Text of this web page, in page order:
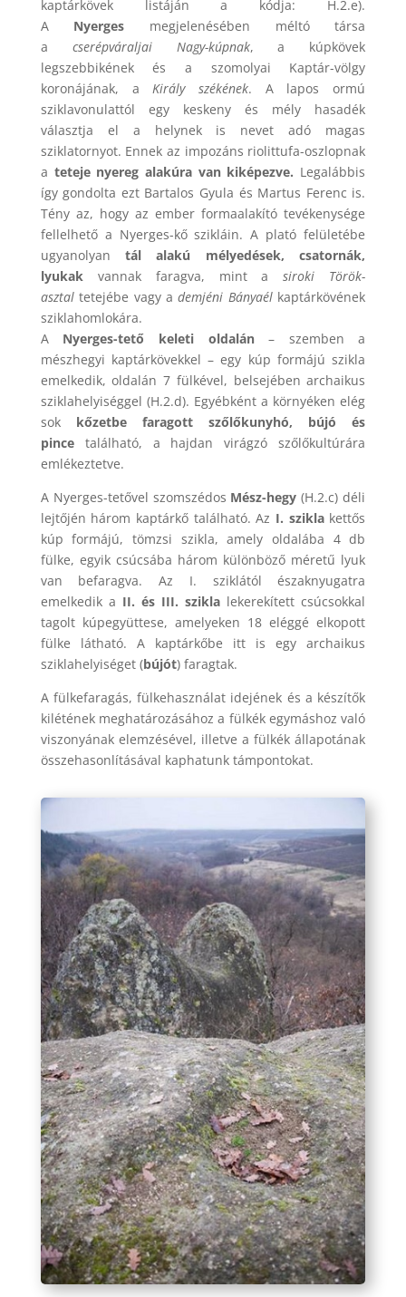
kaptárkövek listáján a kódja: H.2.e).
A Nyerges megjelenésében méltó társa
a cserépváraljai Nagy-kúpnak, a kúpkövek
legszebbikének és a szomolyai Kaptár-völgy
koronájának, a Király székének. A lapos ormú
sziklavonulattól egy keskeny és mély hasadék
választja el a helynek is nevet adó magas
sziklatornyot. Ennek az impozáns riolittufa-oszlopnak
a teteje nyereg alakúra van kiképezve. Legalábbis
így gondolta ezt Bartalos Gyula és Martus Ferenc is.
Tény az, hogy az ember formaalakító tevékenysége
fellelhető a Nyerges-kő szikláin. A plató felületébe
ugyanolyan tál alakú mélyedések, csatornák,
lyukak vannak faragva, mint asiroki Török-
asztaltetejébe vagy ademjéni Bányaélkaptárkövének
sziklahomlokára.
A Nyerges-tető keleti oldalán– szemben a
mészhegyi kaptárkövekkel – egy kúp formájú szikla
emelkedik, oldalán 7 fülkével, belsejében archaikus
sziklahelyiséggel (H.2.d). Egyébként a környéken elég
sok kőzetbe faragott szőlőkunyhó, bújó és
pince található, a hajdan virágzó szőlőkultúrára
emlékeztetve.
A Nyerges-tetővel szomszédos Mész-hegy (H.2.c) déli
lejtőjén három kaptárkő található. Az I. sziklakettős
kúp formájú, tömzsi szikla, amely oldalába 4 db
fülke, egyik csúcsába három különböző méretű lyuk
van befaragva. Az I. sziklától északnyugatra
emelkedik a II. és III. szikla lekerekített csúcsokkal
tagolt kúpegyüttese, amelyeken 18 eléggé elkopott
fülke látható. A kaptárkőbe itt is egy archaikus
sziklahelyiséget (bújót) faragtak.
A fülkefaragás, fülkehasználat idejének és a készítők
kilétének meghatározásához a fülkék egymáshoz való
viszonyának elemzésével, illetve a fülkék állapotának
összehasonlításával kaphatunk támpontokat.